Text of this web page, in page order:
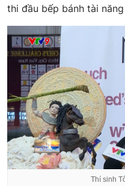
thi đầu bếp bánh tài
Thí sinh